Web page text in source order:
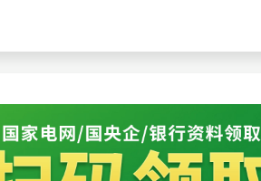
成绩查询
分数线
分数线
历年真题